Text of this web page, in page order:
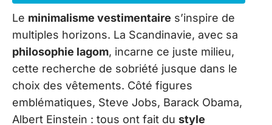
Le minimalisme vestimentaire s’inspire de
multiples horizons. La Scandinavie, avec sa
philosophie lagom, incarne ce juste milieu,
cette recherche de sobriété jusque dans le
choix des vêtements. Côté figures
emblématiques, Steve Jobs, Barack Obama,
Albert Einstein : tous ont fait du style